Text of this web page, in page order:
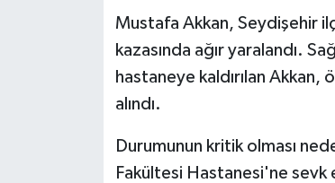
Mustafa Akkan, Seydişehir
kazasında ağır yaralandı.
hastaneye kaldırılan
alındı.
Durumunun kritik olması
Fakültesi Hastanesi'ne